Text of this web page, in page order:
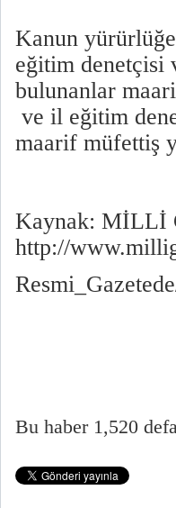
Kanun
eğitim denetçisi
bulunanlar
ve il eğitim
maarif müfettiş
Kaynak: MİLLİ
http://
Bu haber 1,520